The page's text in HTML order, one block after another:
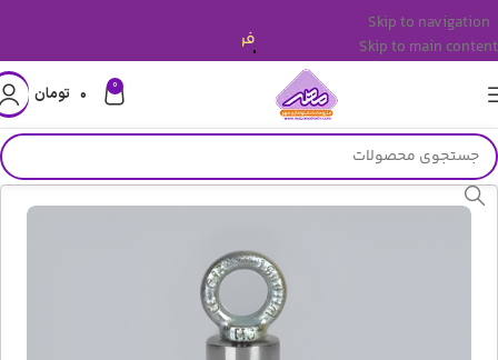
Skip to navigation
Skip to main content
0 ۰ تومان
قیمت ها بروز میباشد.